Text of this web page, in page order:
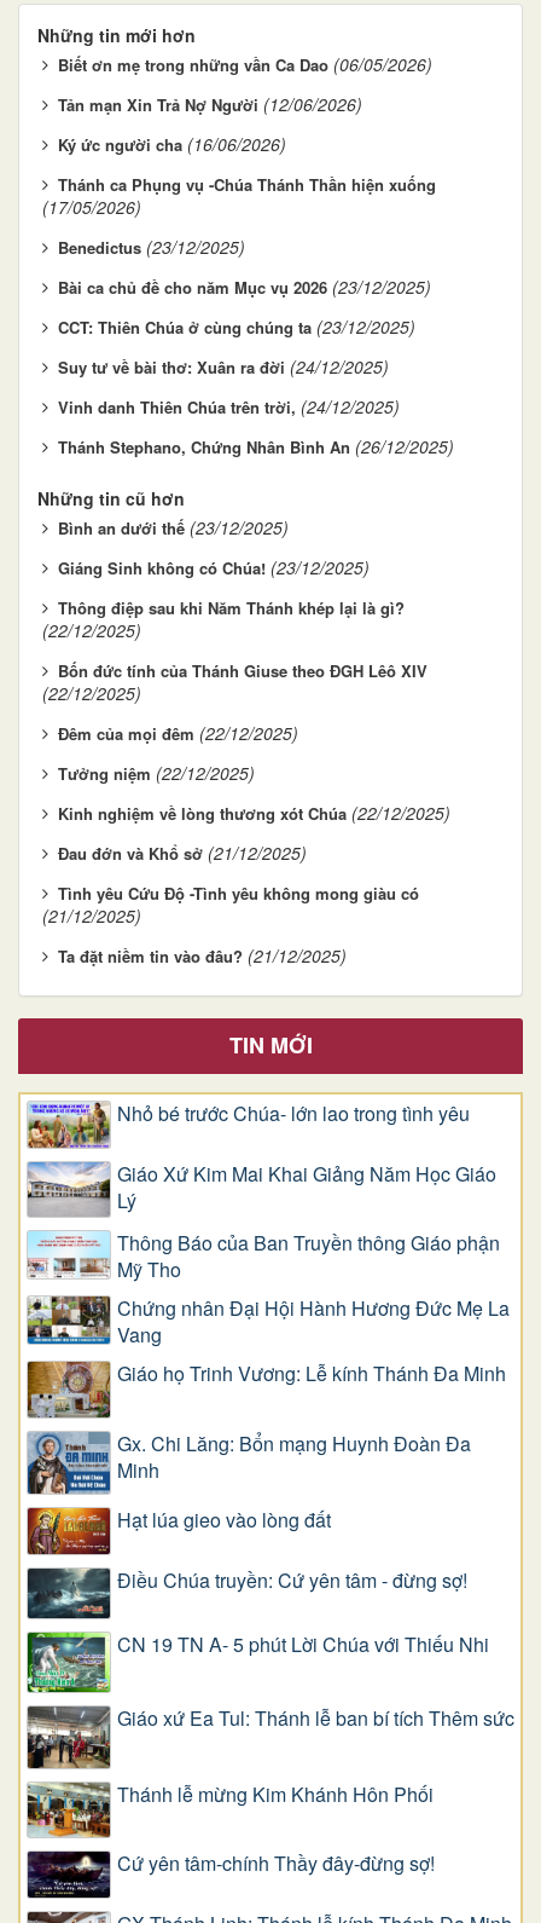
Những tin mới hơn
Biết ơn mẹ trong những vần Ca Dao (06/05/2026)
Tản mạn Xin Trả Nợ Người (12/06/2026)
Ký ức người cha (16/06/2026)
Thánh ca Phụng vụ -Chúa Thánh Thần hiện xuống
(17/05/2026)
Benedictus (23/12/2025)
Bài ca chủ đề cho năm Mục vụ 2026 (23/12/2025)
CCT: Thiên Chúa ở cùng chúng ta (23/12/2025)
Suy tư về bài thơ: Xuân ra đời (24/12/2025)
Vinh danh Thiên Chúa trên trời, (24/12/2025)
Thánh Stephano, Chứng Nhân Bình An (26/12/2025)
Những tin cũ hơn
Bình an dưới thế (23/12/2025)
Giáng Sinh không có Chúa! (23/12/2025)
Thông điệp sau khi Năm Thánh khép lại là gì?
(22/12/2025)
Bốn đức tính của Thánh Giuse theo ĐGH Lêô XIV
(22/12/2025)
Đêm của mọi đêm (22/12/2025)
Tưởng niệm (22/12/2025)
Kinh nghiệm về lòng thương xót Chúa (22/12/2025)
Đau đớn và Khổ sở (21/12/2025)
Tình yêu Cứu Độ -Tình yêu không mong giàu có
(21/12/2025)
Ta đặt niềm tin vào đâu? (21/12/2025)
TIN MỚI
Nhỏ bé trước Chúa- lớn lao trong tình yêu
Giáo Xứ Kim Mai Khai Giảng Năm Học Giáo
Lý
Thông Báo của Ban Truyền thông Giáo phận
Mỹ Tho
Chứng nhân Đại Hội Hành Hương Đức Mẹ La
Vang
Giáo họ Trinh Vương: Lễ kính Thánh Đa Minh
Gx. Chi Lăng: Bổn mạng Huynh Đoàn Đa
Minh
Hạt lúa gieo vào lòng đất
Điều Chúa truyền: Cứ yên tâm - đừng sợ!
CN 19 TN A- 5 phút Lời Chúa với Thiếu Nhi
Giáo xứ Ea Tul: Thánh lễ ban bí tích Thêm sức
Thánh lễ mừng Kim Khánh Hôn Phối
Cứ yên tâm-chính Thầy đây-đừng sợ!